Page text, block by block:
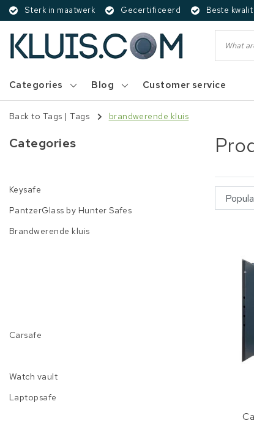
Sterk in maatwerk Gecertificeerd Beste
Categories Blog Customer service
Back to Tags |Tags brandwerende kluis
Categories
Keysafe
PantzerGlass by Hunter Safes
Brandwerende kluis
Carsafe
Watch vault
Laptopsafe